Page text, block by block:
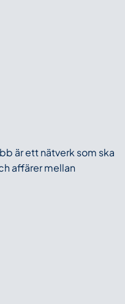
är ett nätverk som ska
affärer mellan